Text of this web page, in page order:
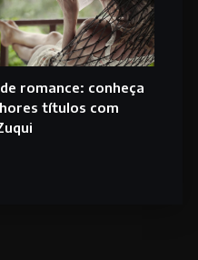
romance: conheça
títulos com